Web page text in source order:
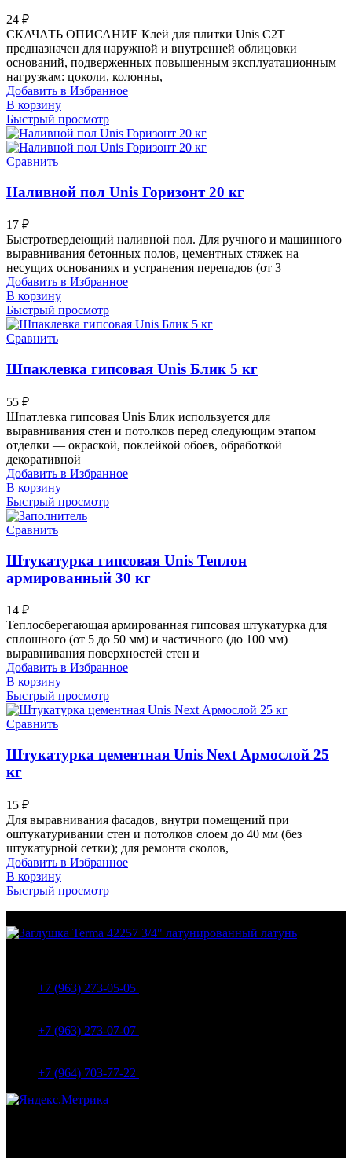
24 ₽
СКАЧАТЬ ОПИСАНИЕ Клей для плитки Unis C2T
предназначен для наружной и внутренней облицовки
оснований, подверженных повышенным эксплуатационным
нагрузкам: цоколи, колонны,
Добавить в Избранное
В корзину
Быстрый просмотр
Сравнить
Наливной пол Unis Горизонт 20 кг
17 ₽
Быстротвердеющий наливной пол. Для ручного и машинного
выравнивания бетонных полов, цементных стяжек на
несущих основаниях и устранения перепадов (от 3
Добавить в Избранное
В корзину
Быстрый просмотр
Сравнить
Шпаклевка гипсовая Unis Блик 5 кг
55 ₽
Шпатлевка гипсовая Unis Блик используется для
выравнивания стен и потолков перед следующим этапом
отделки — окраской, поклейкой обоев, обработкой
декоративной
Добавить в Избранное
В корзину
Быстрый просмотр
Сравнить
Штукатурка гипсовая Unis Теплон
армированный 30 кг
14 ₽
Теплосберегающая армированная гипсовая штукатурка для
сплошного (от 5 до 50 мм) и частичного (до 100 мм)
выравнивания поверхностей стен и
Добавить в Избранное
В корзину
Быстрый просмотр
Сравнить
Штукатурка цементная Unis Next Армослой 25
кг
15 ₽
Для выравнивания фасадов, внутри помещений при
оштукатуривании стен и потолков слоем до 40 мм (без
штукатурной сетки); для ремонта сколов,
Добавить в Избранное
В корзину
Быстрый просмотр
+7 (963) 273-05-05
+7 (963) 273-07-07
+7 (964) 703-77-22